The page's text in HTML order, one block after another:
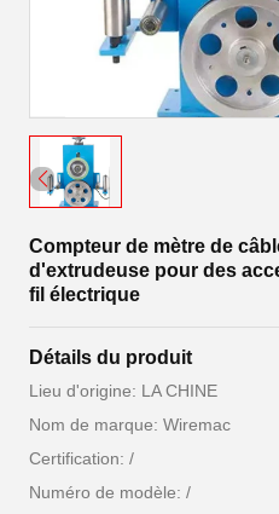
Compteur de mètre de
d'extrudeuse pour des
fil électrique
Détails du produit
Lieu d'origine: LA CHINE
Nom de marque: Wiremac
Certification: /
Numéro de modèle: /